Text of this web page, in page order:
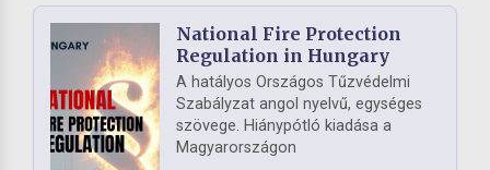
National Fire Protection
Regulation in Hungary
A hatályos Országos Tűzvédelmi
Szabályzat angol nyelvű, egységes
szövege. Hiánypótló kiadása a
Magyarországon